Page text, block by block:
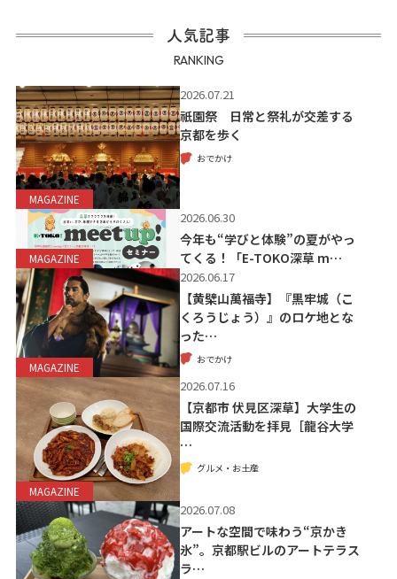
人気記事
RANKING
MAGAZINE
2026.07.21
祇園祭 日常と祭礼が交差する
京都を歩く
おでかけ
MAGAZINE
2026.06.30
今年も“学びと体験”の夏がやっ
てくる！「E-TOKO深草 m…
MAGAZINE
2026.06.17
【黄檗山萬福寺】『黒牢城（こ
くろうじょう）』のロケ地とな
った…
おでかけ
MAGAZINE
2026.07.16
【京都市 伏見区深草】大学生の
国際交流活動を拝見［龍谷大学
…
グルメ・お土産
2026.07.08
アートな空間で味わう“京かき
氷”。京都駅ビルのアートテラス
ラ…